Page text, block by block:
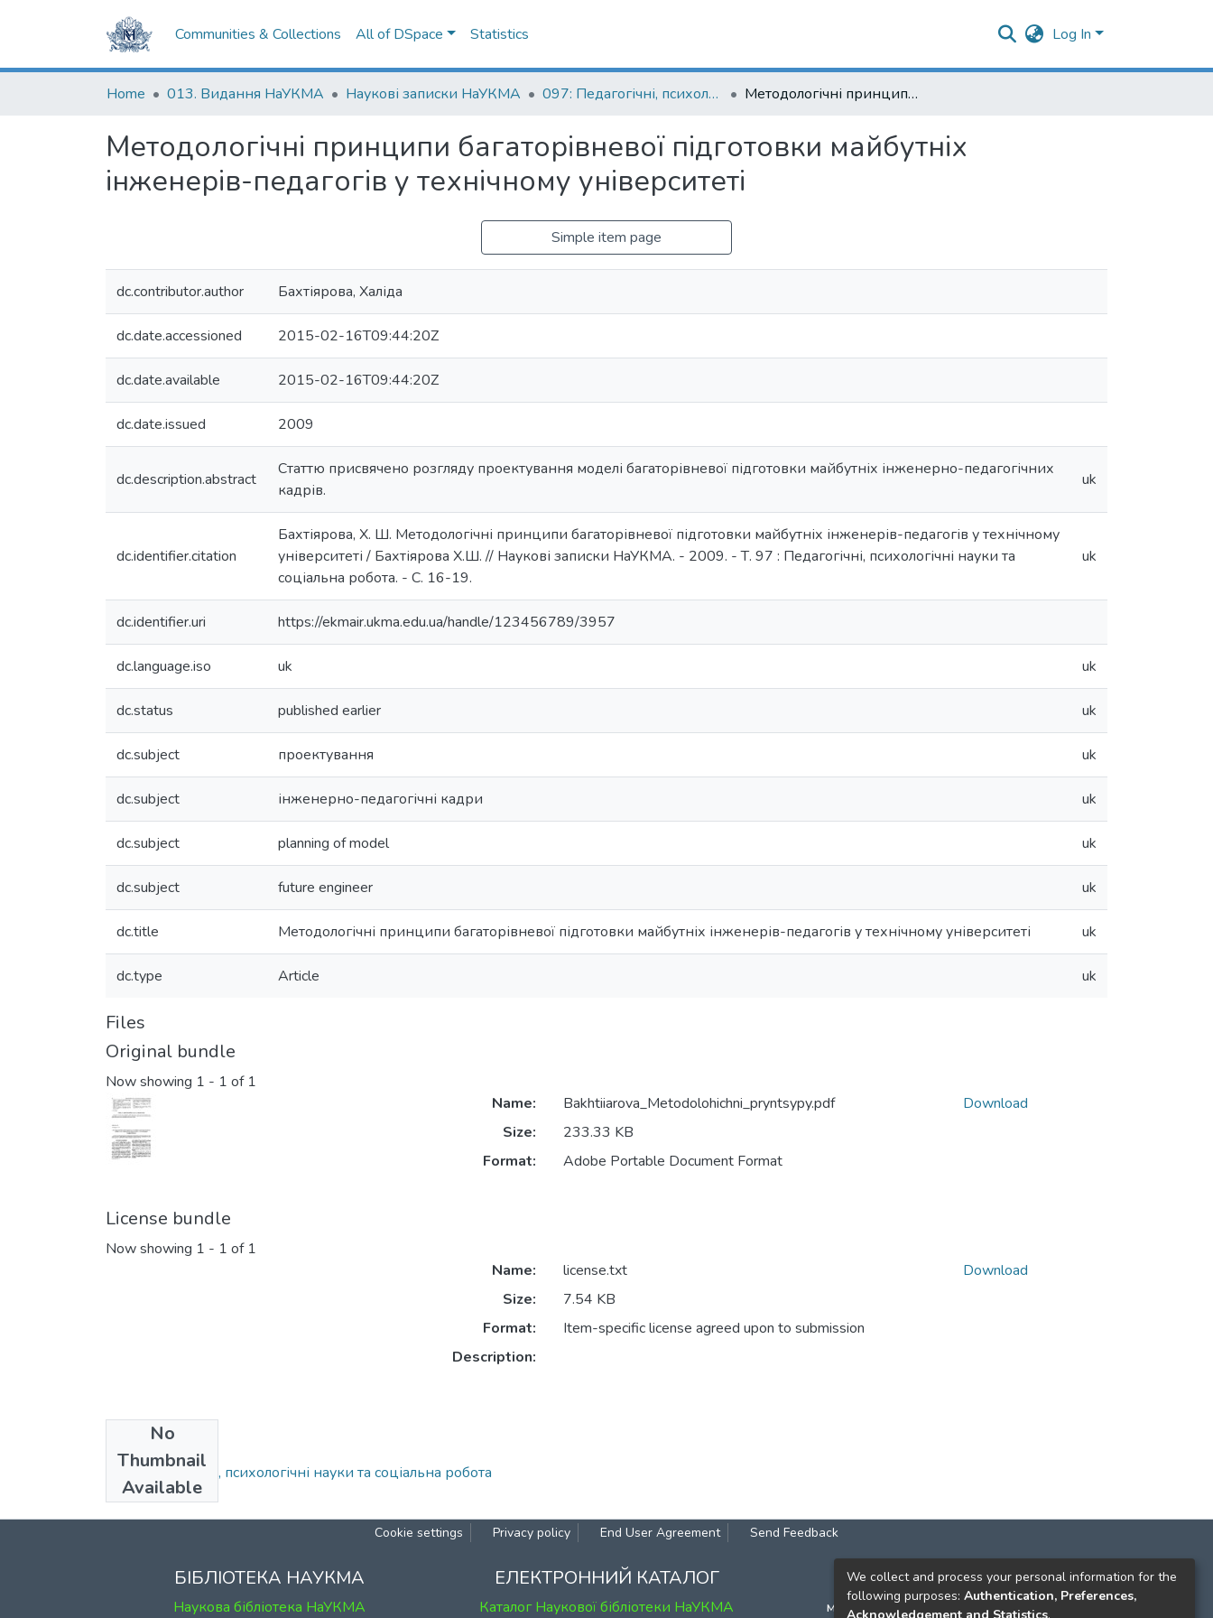
Communities & Collections All of DSpace Statistics Log In
Home 013. Видання НаУКМА Наукові записки НаУКМА 097: Педагогічні, психологічні науки та соціальна робота Методологічні принципи багаторівневої підготовки майбутніх інженерів-педагогів у технічному університеті
Методологічні принципи багаторівневої підготовки майбутніх
інженерів-педагогів у технічному університеті
Simple item page
dc.contributor.author Бахтіярова, Халіда
dc.date.accessioned 2015-02-16T09:44:20Z
dc.date.available 2015-02-16T09:44:20Z
dc.date.issued 2009
dc.description.abstract
Статтю присвячено розгляду проектування моделі багаторівневої підготовки майбутніх інженерно-педагогічних
кадрів.
uk
dc.identifier.citation
Бахтіярова, Х. Ш. Методологічні принципи багаторівневої підготовки майбутніх інженерів-педагогів у технічному
університеті / Бахтіярова Х.Ш. // Наукові записки НаУКМА. - 2009. - Т. 97 : Педагогічні, психологічні науки та
соціальна робота. - С. 16-19.
uk
dc.identifier.uri https://ekmair.ukma.edu.ua/handle/123456789/3957
dc.language.iso uk uk
dc.status published earlier uk
dc.subject проектування uk
dc.subject інженерно-педагогічні кадри uk
dc.subject planning of model uk
dc.subject future engineer uk
dc.title Методологічні принципи багаторівневої підготовки майбутніх інженерів-педагогів у технічному університеті uk
dc.type Article uk
Files
Original bundle
Now showing 1 - 1 of 1
Name:
Bakhtiiarova_Metodolohichni_pryntsypy.pdf
Size:
233.33 KB
Format:
Adobe Portable Document Format
Download
License bundle
Now showing 1 - 1 of 1
No
Thumbnail
Available
Name:
license.txt
Size:
7.54 KB
Format:
Item-specific license agreed upon to submission
Description:
Download
Collections
097: Педагогічні, психологічні науки та соціальна робота
Cookie settings Privacy policy End User Agreement Send Feedback
БІБЛІОТЕКА НАУКМА
Наукова бібліотека НаУКМА
ЕЛЕКТРОННИЙ КАТАЛОГ
Каталог Наукової бібліотеки НаУКМА
КОНТАКТИ
м. Київ, вул. Григорія Сковороди, 2
We collect and process your personal information for the
following purposes: Authentication, Preferences,